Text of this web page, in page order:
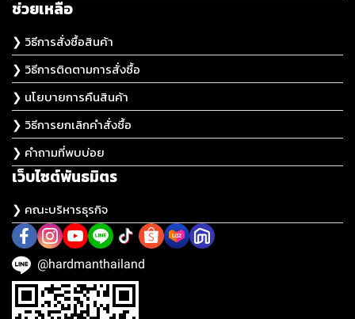
ช่วยเหลือ
❯ วิธีการสั่งซื้อสินค้า
❯ วิธีการติดตามการสั่งซื้อ
❯ นโยบายการคืนสินค้า
❯ วิธีการยกเลิกคำสั่งซื้อ
❯ คำถามที่พบบ่อย
เว็บไซต์พันธมิตร
❯ คณะบริหารธุรกิจ
@hardmanthailand